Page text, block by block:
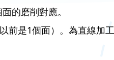
的磨削對應。
前是1個面）。為直線加